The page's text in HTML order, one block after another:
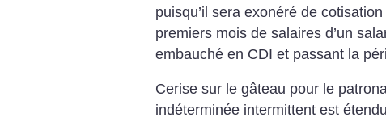
puisqu’il sera exonéré de
premiers mois de salaires d’un
embauché en CDI et passant la
Cerise sur le gâteau pour le
indéterminée intermittent est